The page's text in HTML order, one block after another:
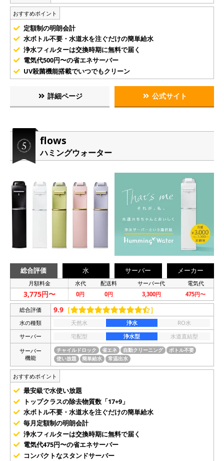
おすすめポイント
定額制の明朗会計
水ボトル不要・水道水を注ぐだけの簡単給水
浄水フィルターは交換時期に無料で届く
電気代500円〜の省エネサーバー
UV殺菌機能搭載でいつでもクリーン
詳細ページ 公式サイト
flows
ハミングウォーター
総合評価 水 サーバー メーカー
月額料金 水代 配送料 サーバー代 電気代
3,775円〜 0円 0円 3,300円 475円〜
総合評価 9.9 ［ ］
水の種類 天然水 浄水
RO水
サーバー
宅配型 浄水型
水道直結型
サーバー
機能
チャイルドロック 省エネ 自動クリーニング
ボトル不要
使い放題
簡単給水 常温出水
おすすめポイント
最安級で水使い放題
トップクラスの除去物質数「17+9」
水ボトル不要・水道水を注ぐだけの簡単給水
毎月定額制の明朗会計
浄水フィルターは交換時期に無料で届く
電気代475円〜の省エネサーバー
コンパクトなスタンドサーバー